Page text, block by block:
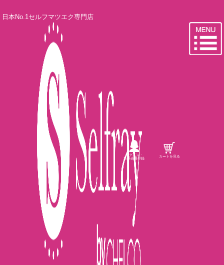
日本No.1セルフマツエク専門店
ログイン・
新規会員登録 カートを見る